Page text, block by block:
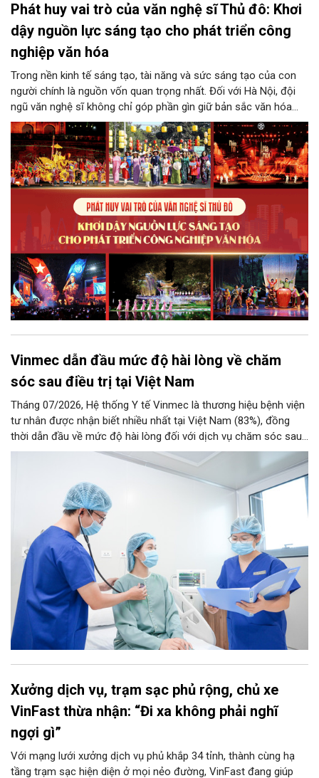
Phát huy vai trò của văn nghệ sĩ Thủ đô: Khơi
dậy nguồn lực sáng tạo cho phát triển công
nghiệp văn hóa
Trong nền kinh tế sáng tạo, tài năng và sức sáng tạo của con
người chính là nguồn vốn quan trọng nhất. Đối với Hà Nội, đội
ngũ văn nghệ sĩ không chỉ góp phần gìn giữ bản sắc văn hóa
mà còn giữ vai trò trung tâm trong quá trình hình thành các sản
phẩm công nghiệp văn hóa có giá trị. Khơi dậy, phát huy và tạo
điều kiện để nguồn lực sáng tạo ấy phát triển sẽ là “chìa khóa”
để Hà Nội khai thác hiệu quả tiềm năng văn hóa, nâng cao năng
lực cạnh tranh và khẳng định vị thế của một trung tâm sáng tạo
trong kỷ nguyên mới.
Vinmec dẫn đầu mức độ hài lòng về chăm
sóc sau điều trị tại Việt Nam
Tháng 07/2026, Hệ thống Y tế Vinmec là thương hiệu bệnh viện
tư nhân được nhận biết nhiều nhất tại Việt Nam (83%), đồng
thời dẫn đầu về mức độ hài lòng đối với dịch vụ chăm sóc sau
điều trị.
Xưởng dịch vụ, trạm sạc phủ rộng, chủ xe
VinFast thừa nhận: “Đi xa không phải nghĩ
ngợi gì”
Với mạng lưới xưởng dịch vụ phủ khắp 34 tỉnh, thành cùng hạ
tầng trạm sạc hiện diện ở mọi nẻo đường, VinFast đang giúp